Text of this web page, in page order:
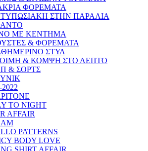
ΦΟΡΕΜΑΤΑ
ΣΤΗΝ ΠΑΡΑΛΙΑ
ΜΕ ΚΕΝΤΗΜΑ
& ΦΟΡΕΜΑΤΑ
ΣΤΥΛ
& ΚΟΜΨΗ ΣΤΟ ΛΕΠΤΟ
& ΣΟΡΤΣ
TO NIGHT
AFFAIR
PATTERNS
BODY LOVE
SHIRT AFFAIR